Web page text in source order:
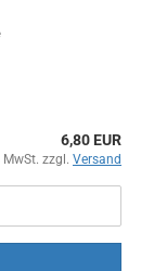
6,80 EUR
MwSt. zzgl. Versand